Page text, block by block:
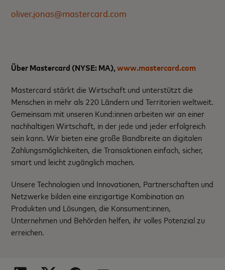
oliver.jonas@mastercard.com
Über Mastercard (NYSE: MA),www.mastercard.com
Mastercard stärkt die Wirtschaft und unterstützt die
Menschen in mehr als 220 Ländern und Territorien weltweit.
Gemeinsam mit unseren Kund:innen arbeiten wir an einer
nachhaltigen Wirtschaft, in der jede und jeder erfolgreich
sein kann. Wir bieten eine große Bandbreite an digitalen
Zahlungsmöglichkeiten, die Transaktionen einfach, sicher,
smart und leicht zugänglich machen.
Unsere Technologien und Innovationen, Partnerschaften und
Netzwerke bilden eine einzigartige Kombination an
Produkten und Lösungen, die Konsument:innen,
Unternehmen und Behörden helfen, ihr volles Potenzial zu
erreichen.